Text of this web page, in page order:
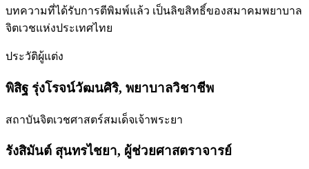
บทความที่ได้รับการตีพิมพ์แล้ว เป็นลิขสิทธิ์ของสมาคมพยาบาล
จิตเวชแห่งประเทศไทย
ประวัติผู้แต่ง
พิสิฐ รุ่งโรจน์วัฒนศิริ, พยาบาลวิชาชีพ
สถาบันจิตเวชศาสตร์สมเด็จเจ้าพระยา
รังสิมันต์ สุนทรไชยา, ผู้ช่วยศาสตราจารย์